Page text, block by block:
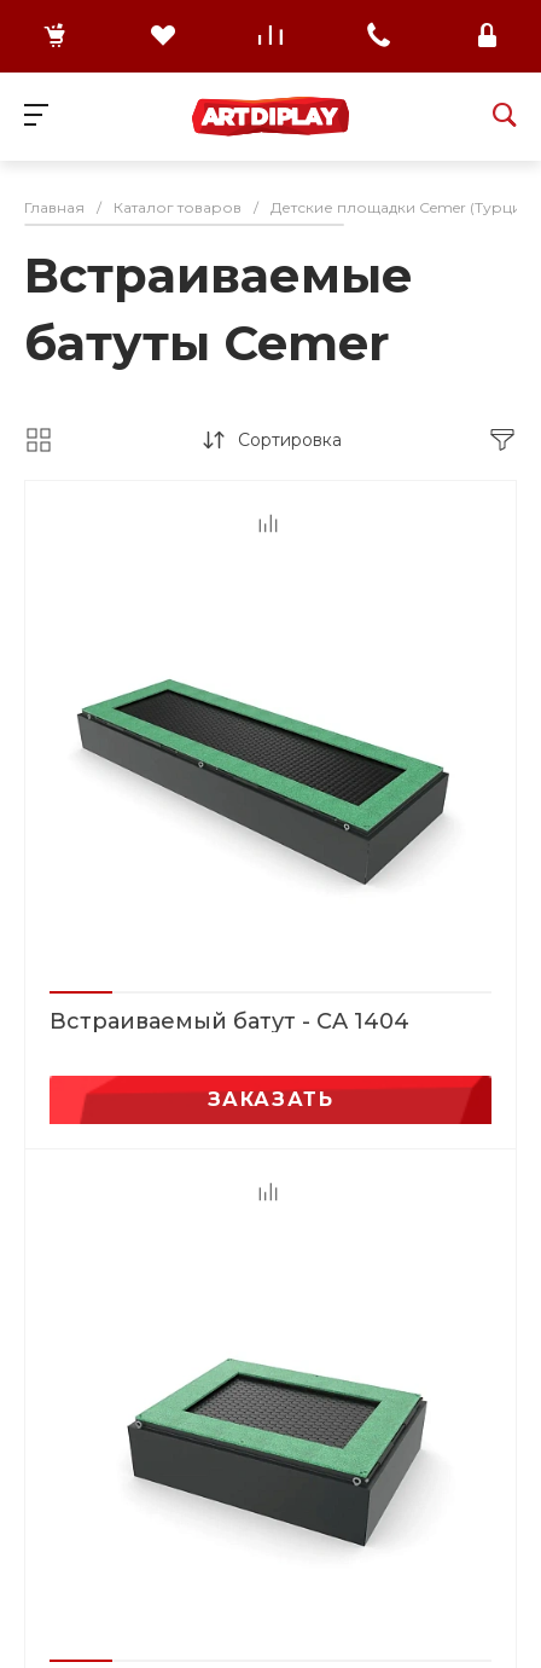
Главная / Каталог товаров / Детские площадки Cemer (Турция)
Встраиваемые
батуты Cemer
Сортировка
Встраиваемый батут - CA 1404
ЗАКАЗАТЬ